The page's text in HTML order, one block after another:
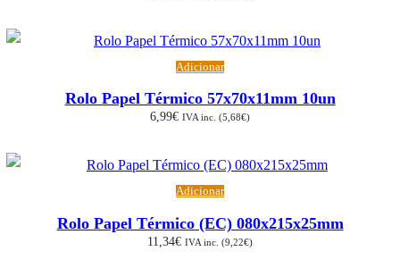
Adicionar
Rolo Papel Térmico 57x70x11mm 10un
6,99€ IVA inc. (5,68€)
Adicionar
Rolo Papel Térmico (EC) 080x215x25mm
11,34€ IVA inc. (9,22€)